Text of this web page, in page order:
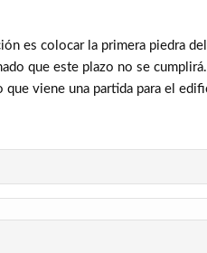
es colocar la primera piedra
que este plazo no se
que viene una partida para el